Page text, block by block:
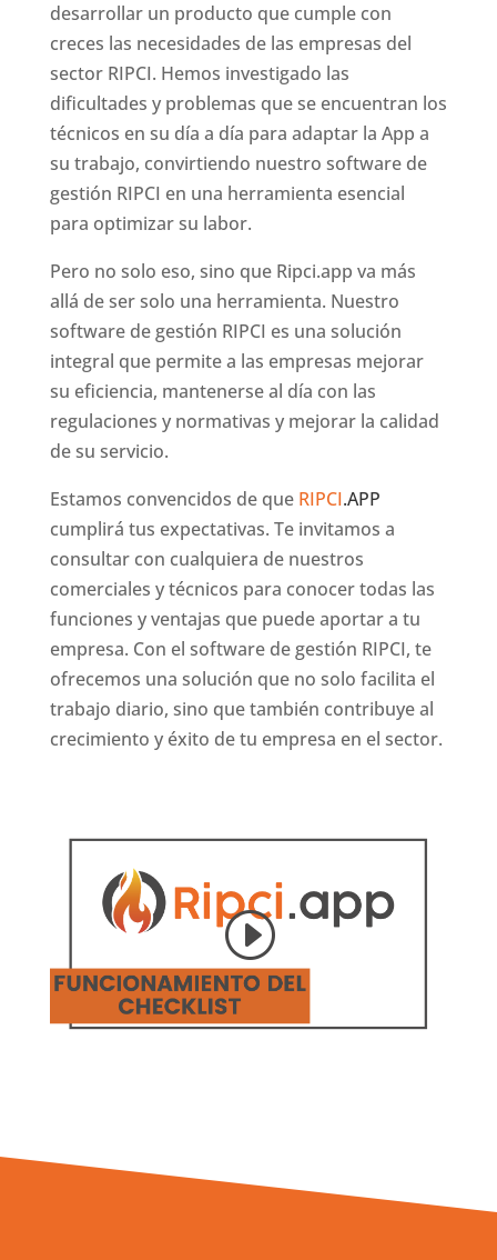
desarrollar un producto que cumple con
creces las necesidades de las empresas del
sector RIPCI. Hemos investigado las
dificultades y problemas que se encuentran los
técnicos en su día a día para adaptar la App a
su trabajo, convirtiendo nuestro software de
gestión RIPCI en una herramienta esencial
para optimizar su labor.
Pero no solo eso, sino que Ripci.app va más
allá de ser solo una herramienta. Nuestro
software de gestión RIPCI es una solución
integral que permite a las empresas mejorar
su eficiencia, mantenerse al día con las
regulaciones y normativas y mejorar la calidad
de su servicio.
Estamos convencidos de que RIPCI.APP
cumplirá tus expectativas. Te invitamos a
consultar con cualquiera de nuestros
comerciales y técnicos para conocer todas las
funciones y ventajas que puede aportar a tu
empresa. Con el software de gestión RIPCI, te
ofrecemos una solución que no solo facilita el
trabajo diario, sino que también contribuye al
crecimiento y éxito de tu empresa en el sector.